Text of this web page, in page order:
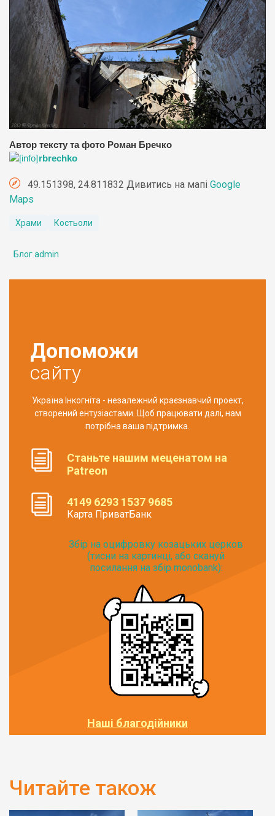
Автор тексту та фото Роман Бречко
rbrechko
49.151398, 24.811832 Дивитись на мапі Google
Maps
Храми Костьоли
Блог admin
Допоможи
сайту
Україна Інкогніта - незалежний краєзнавчий проект,
створений ентузіастами. Щоб працювати далі, нам
потрібна ваша підтримка.
Станьте нашим меценатом на
Patreon
4149 6293 1537 9685
Карта ПриватБанк
Збір на оцифровку козацьких церков
(тисни на картинці, або скануй
посилання на збір monobank):
Наші благодійники
Читайте також